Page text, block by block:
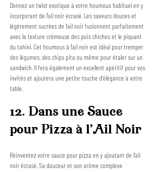
Donnez un twist exotique à votre houmous habituel en y
incorporant de l'ail noir écrasé. Les saveurs douces et
légèrement sucrées de l'ail noir fusionnent parfaitement
avec la texture crémeuse des pois chiches et le piquant
du tahini. Cet houmous à l'ail noir est idéal pour tremper
des légumes, des chips pita ou même pour étaler sur un
sandwich. Il fera également un excellent apéritif pour vos
invités et ajoutera une petite touche d'élégance à votre
table.
12. Dans une Sauce
pour Pizza à l'Ail Noir
Réinventez votre sauce pour pizza en y ajoutant de l'ail
noir écrasé. Sa douceur et son arôme complexe